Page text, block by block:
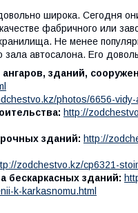
широка. Сегодня
фабричного или
Не менее
зала автосалона. Его
зданий,
photos/6656-
http://
зданий: http://
zodchestvo.kz/cp6321-
бескаркасных зданий:
k-karkasnomu.html